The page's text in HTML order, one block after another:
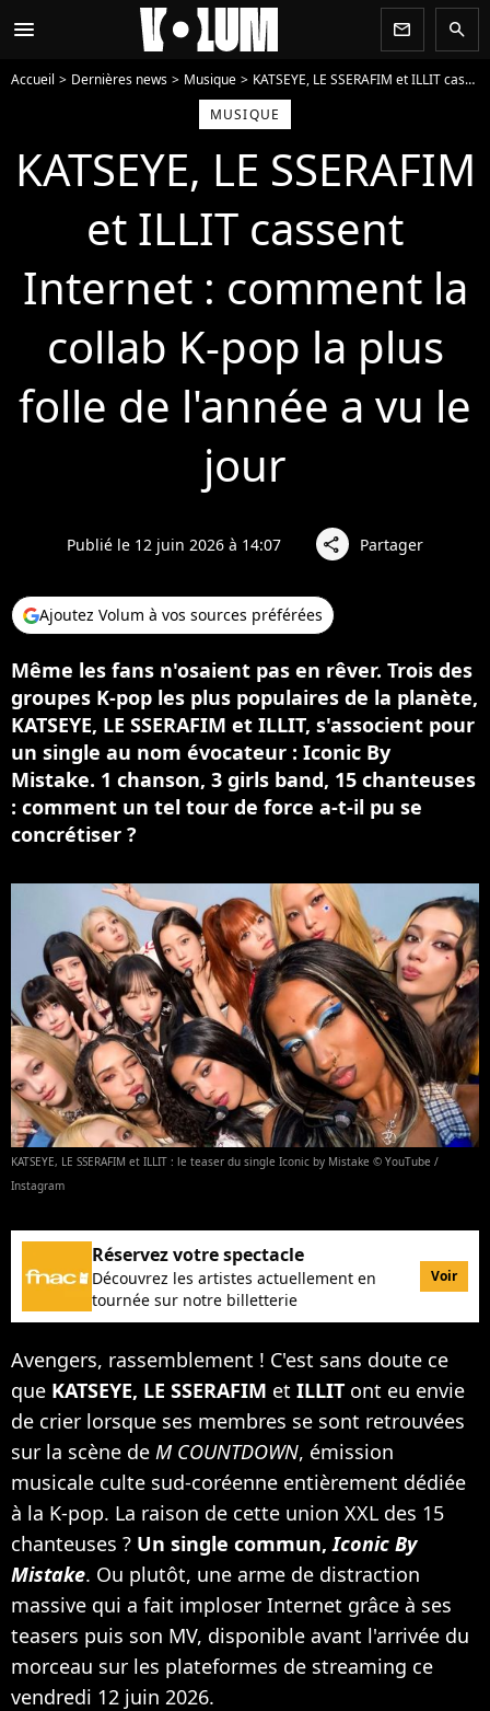
menu newsletter search
Accueil Dernières news Musique
KATSEYE, LE SSERAFIM et ILLIT cassent Internet : comment la collab K-pop la plus folle de l'année a vu le jour
MUSIQUE
KATSEYE, LE SSERAFIM
et ILLIT cassent
Internet : comment la
collab K-pop la plus
folle de l'année a vu le
jour
Publié le 12 juin 2026 à 14:07 share Partager
Ajoutez Volum à vos sources préférées
Même les fans n'osaient pas en rêver. Trois des
groupes K-pop les plus populaires de la planète,
KATSEYE, LE SSERAFIM et ILLIT, s'associent pour
un single au nom évocateur : Iconic By
Mistake. 1 chanson, 3 girls band, 15 chanteuses
: comment un tel tour de force a-t-il pu se
concrétiser ?
KATSEYE, LE SSERAFIM et ILLIT : le teaser du single Iconic by Mistake © YouTube /
Instagram
Réservez votre spectacle
Découvrez les artistes actuellement en
tournée sur notre billetterie
Voir
Avengers, rassemblement ! C'est sans doute ce
que KATSEYE, LE SSERAFIM et ILLIT ont eu envie
de crier lorsque ses membres se sont retrouvées
sur la scène de M COUNTDOWN, émission
musicale culte sud-coréenne entièrement dédiée
à la K-pop. La raison de cette union XXL des 15
chanteuses ? Un single commun,Iconic By
Mistake. Ou plutôt, une arme de distraction
massive qui a fait imploser Internet grâce à ses
teasers puis son MV, disponible avant l'arrivée du
morceau sur les plateformes de streaming ce
vendredi 12 juin 2026.